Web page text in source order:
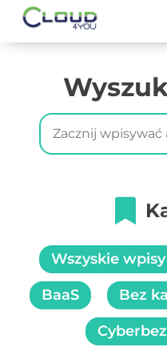
O Nas
Kim Jesteśmy
Backup W
Veeam Backup
Nakivo Backup
Veeam Cloud
Server Storage
Wszyskie wpisy
BaaS Bez